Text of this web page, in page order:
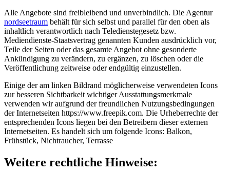
Alle Angebote sind freibleibend und unverbindlich. Die Agentur
nordseetraum behält für sich selbst und parallel für den oben als
inhaltlich verantwortlich nach Teledienstegesetz bzw.
Mediendienste-Staatsvertrag genannten Kunden ausdrücklich vor,
Teile der Seiten oder das gesamte Angebot ohne gesonderte
Ankündigung zu verändern, zu ergänzen, zu löschen oder die
Veröffentlichung zeitweise oder endgültig einzustellen.
Einige der am linken Bildrand möglicherweise verwendeten Icons
zur besseren Sichtbarkeit wichtiger Ausstattungsmerkmale
verwenden wir aufgrund der freundlichen Nutzungsbedingungen
der Internetseiten https://www.freepik.com. Die Urheberrechte der
entsprechenden Icons liegen bei den Betreibern dieser externen
Internetseiten. Es handelt sich um folgende Icons: Balkon,
Frühstück, Nichtraucher, Terrasse
Weitere rechtliche Hinweise: